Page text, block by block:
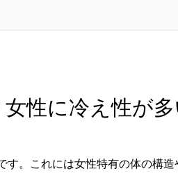
女性に冷え性が
。これには女性特有の体の構